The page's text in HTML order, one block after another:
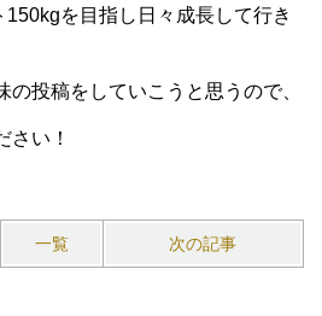
を目指し日々成長して行き
の投稿をしていこうと思うので、
さい！
一覧 次の記事